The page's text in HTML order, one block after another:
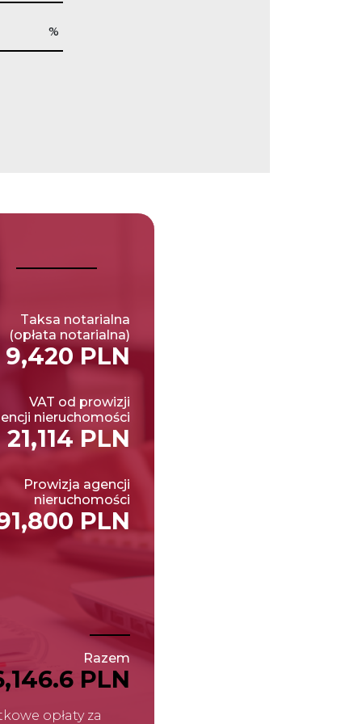
%
Taksa notarialna
(opłata notarialna)
9,420 PLN
VAT od prowizji
nieruchomości
21,114 PLN
Prowizja agencji
nieruchomości
PLN
Razem
PLN
opłaty za